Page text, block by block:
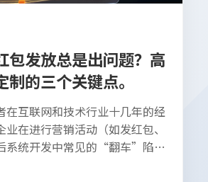
包发放总是出问题？高
的三个关键点。
在互联网和技术行业十几年的经
在进行营销活动（如发红包、
系统开发中常见的“翻车”陷